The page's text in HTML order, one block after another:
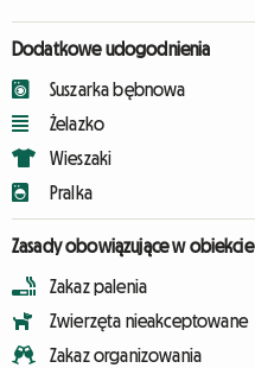
Dodatkowe udogodnienia
Suszarka bębnowa
Żelazko
Wieszaki
Pralka
Zasady obowiązujące w obiekcie
Zakaz palenia
Zwierzęta nieakceptowane
Zakaz organizowania